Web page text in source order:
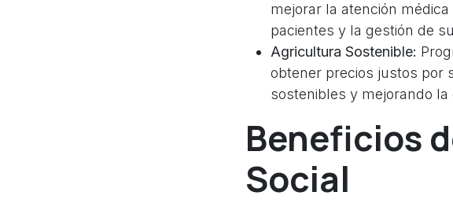
mejorar la atención
pacientes y la gestión de
Agricultura Sostenible:
obtener precios justos por
sostenibles y mejorando
Beneficios
Social